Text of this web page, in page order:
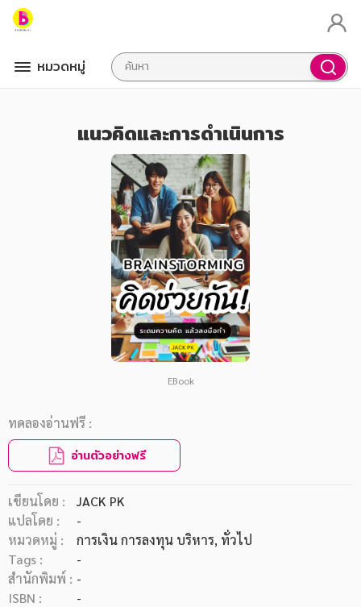
หมวดหมู่
แนวคิดและการดำเนินการ
EBook
ทดลองอ่านฟรี :
อ่านตัวอย่างฟรี
เขียนโดย :
JACK PK
แปลโดย :
-
หมวดหมู่ :
การเงิน การลงทุน บริหาร, ทั่วไป
Tags :
-
สำนักพิมพ์ : -
ISBN :
-